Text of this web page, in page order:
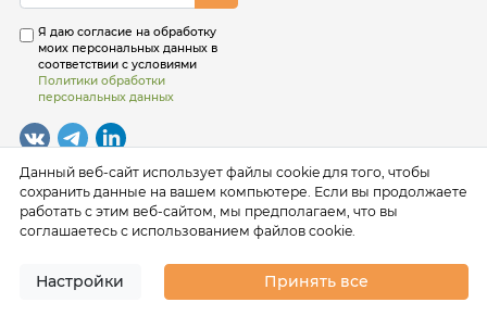
Я даю согласие на обработку
моих персональных данных в
соответствии с условиями
Политики обработки
персональных данных
Данный веб-сайт использует файлы cookie для того, чтобы
сохранить данные на вашем компьютере. Если вы продолжаете
работать с этим веб-сайтом, мы предполагаем, что вы
соглашаетесь с использованием файлов cookie.
Настройки Принять все